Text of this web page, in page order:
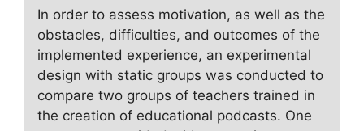
In order to assess motivation, as well as the
obstacles, difficulties, and outcomes of the
implemented experience, an experimental
design with static groups was conducted to
compare two groups of teachers trained in
the creation of educational podcasts. One